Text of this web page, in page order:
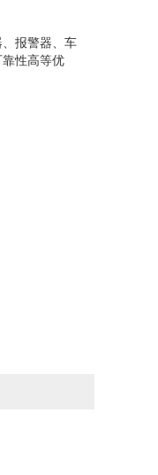
报警器、车
性高等优